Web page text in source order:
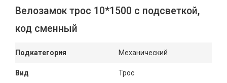
Велозамок трос 10*1500 с подсветкой,
код сменный
Подкатегория Механический
Вид Трос